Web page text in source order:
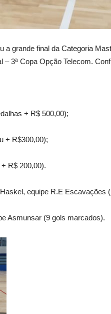
a grande final da Categoria
– 3ª Copa Opção Telecom.
+ R$ 500,00);
+ R$300,00);
R$ 200,00).
equipe R.E Escavações
Asmunsar (9 gols marcados).